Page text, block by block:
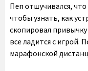
Пеп отшучивался,
чтобы узнать, как
скопировал
все ладится с игрой.
марафонской